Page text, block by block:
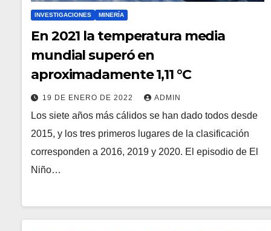
INVESTIGACIONES MINERÍA
En 2021 la temperatura media
mundial superó en
aproximadamente 1,11 °C
19 DE ENERO DE 2022 ADMIN
Los siete años más cálidos se han dado todos desde
2015, y los tres primeros lugares de la clasificación
corresponden a 2016, 2019 y 2020. El episodio de El
Niño…